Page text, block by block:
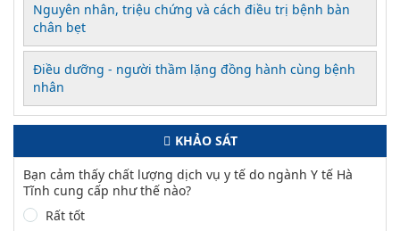
Nguyên nhân, triệu chứng và cách điều trị bệnh bàn
chân bẹt
Điều dưỡng - người thầm lặng đồng hành cùng bệnh
nhân
KHẢO SÁT
Bạn cảm thấy chất lượng dịch vụ y tế do ngành Y tế Hà
Tĩnh cung cấp như thế nào?
Rất tốt